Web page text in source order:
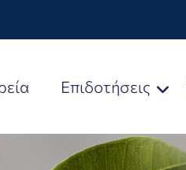
Επιδοτήσεις